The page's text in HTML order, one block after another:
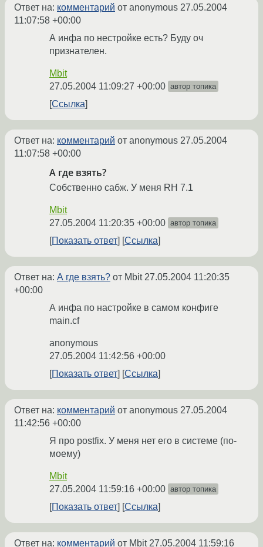
Ответ на: комментарий от anonymous 27.05.2004
11:07:58 +00:00
А инфа по нестройке есть? Буду оч
признателен.
Mbit
27.05.2004 11:09:27 +00:00 автор топика
Ссылка
Ответ на: комментарий от anonymous 27.05.2004
11:07:58 +00:00
А где взять?
Собственно сабж. У меня RH 7.1
Mbit
27.05.2004 11:20:35 +00:00 автор топика
Показать ответ Ссылка
Ответ на: А где взять? от Mbit 27.05.2004 11:20:35
+00:00
А инфа по настройке в самом конфиге
main.cf
anonymous
27.05.2004 11:42:56 +00:00
Показать ответ
Ссылка
Ответ на: комментарий от anonymous 27.05.2004
11:42:56 +00:00
Я про postfix. У меня нет его в системе (по-
моему)
Mbit
27.05.2004 11:59:16 +00:00 автор топика
Показать ответ Ссылка
Ответ на: комментарий от Mbit 27.05.2004 11:59:16